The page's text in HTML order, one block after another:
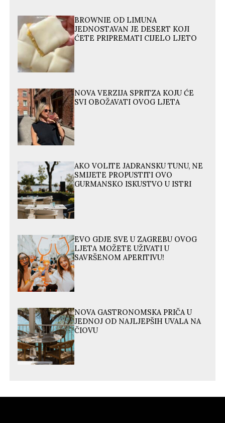
BROWNIE OD LIMUNA
JEDNOSTAVAN JE DESERT KOJI
ĆETE PRIPREMATI CIJELO LJETO
NOVA VERZIJA SPRITZA KOJU ĆE
SVI OBOŽAVATI OVOG LJETA
AKO VOLITE JADRANSKU TUNU, NE
SMIJETE PROPUSTITI OVO
GURMANSKO ISKUSTVO U ISTRI
EVO GDJE SVE U ZAGREBU OVOG
LJETA MOŽETE UŽIVATI U
SAVRŠENOM APERITIVU!
NOVA GASTRONOMSKA PRIČA U
JEDNOJ OD NAJLJEPŠIH UVALA NA
ČIOVU